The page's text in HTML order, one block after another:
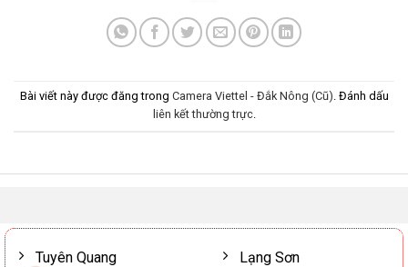
Bài viết này được đăng trong Camera Viettel - Đắk Nông (Cũ). Đánh dấu
liên kết thường trực.
Tuyên Quang Lạng Sơn